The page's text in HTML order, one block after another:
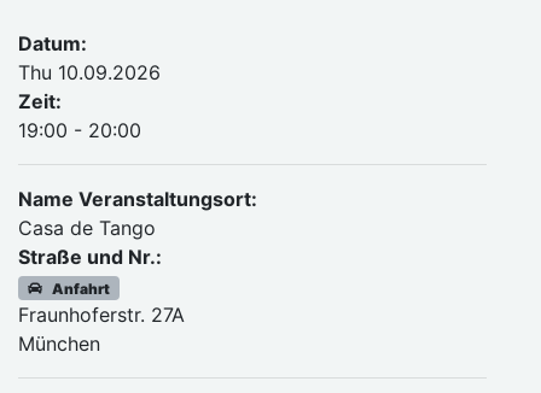
Datum:
Thu 10.09.2026
Zeit:
19:00 - 20:00
Name Veranstaltungsort:
Casa de Tango
Straße und Nr.:
Anfahrt
Fraunhoferstr. 27A
München